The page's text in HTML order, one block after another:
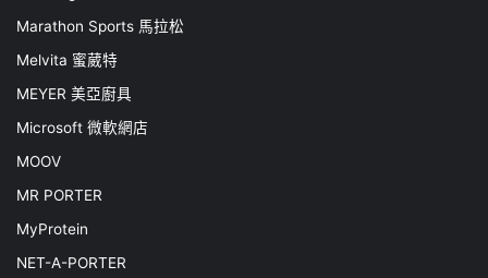
Marathon Sports 馬拉松
Melvita 蜜葳特
MEYER 美亞廚具
Microsoft 微軟網店
MOOV
MR PORTER
MyProtein
NET-A-PORTER